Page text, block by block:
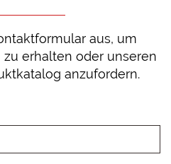
aus, um
erhalten oder unseren
anzufordern.